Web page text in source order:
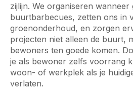
zijlijn. We organiseren wanneer
buurtbarbecues, zetten ons in
groenonderhoud, en zorgen
projecten niet alleen de buurt,
bewoners ten goede komen.
je als bewoner zelfs voorrang
woon- of werkplek als je
verlaten.